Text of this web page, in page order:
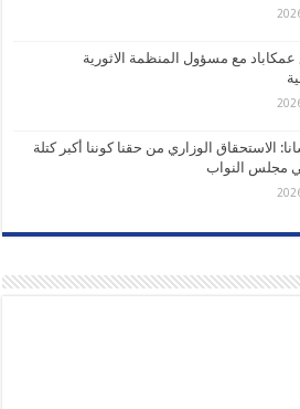
مع مسؤول المنظمة الاثورية
الاستحقاق الوزاري من حقنا كوننا أكبر كتلة
مجلس النواب